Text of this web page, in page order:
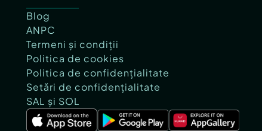
Blog
ANPC
Termeni și condiții
Politica de cookies
Politica de confidențialitate
Setări de confidențialitate
SAL și SOL